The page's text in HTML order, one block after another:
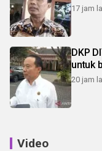
17 jam
DKP
untuk
20 jam
Video